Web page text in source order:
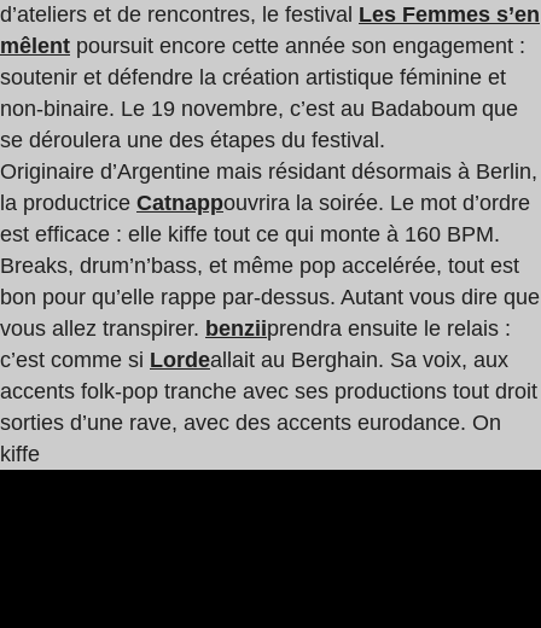
d’ateliers et de rencontres, le festival Les Femmes s’en
mêlent poursuit encore cette année son engagement :
soutenir et défendre la création artistique féminine et
non-binaire. Le 19 novembre, c’est au Badaboum que
se déroulera une des étapes du festival.
Originaire d’Argentine mais résidant désormais à Berlin,
la productrice Catnappouvrira la soirée. Le mot d’ordre
est efficace : elle kiffe tout ce qui monte à 160 BPM.
Breaks, drum’n’bass, et même pop accelérée, tout est
bon pour qu’elle rappe par-dessus. Autant vous dire que
vous allez transpirer. benziiprendra ensuite le relais :
c’est comme si Lordeallait au Berghain. Sa voix, aux
accents folk-pop tranche avec ses productions tout droit
sorties d’une rave, avec des accents eurodance. On
kiffe